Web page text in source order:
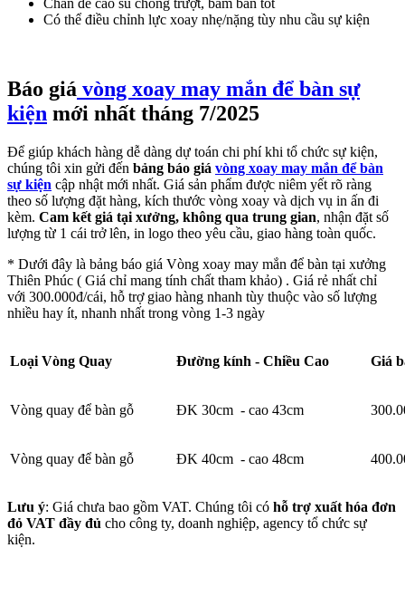
Chân đế cao su chống trượt, bám bàn tốt
Có thể điều chỉnh lực xoay nhẹ/nặng tùy nhu cầu sự kiện
Báo giá vòng xoay may mắn để bàn sự
kiện mới nhất tháng 7/2025
Để giúp khách hàng dễ dàng dự toán chi phí khi tổ chức sự kiện,
chúng tôi xin gửi đến bảng báo giá vòng xoay may mắn để bàn
sự kiện cập nhật mới nhất. Giá sản phẩm được niêm yết rõ ràng
theo số lượng đặt hàng, kích thước vòng xoay và dịch vụ in ấn đi
kèm. Cam kết giá tại xưởng, không qua trung gian, nhận đặt số
lượng từ 1 cái trở lên, in logo theo yêu cầu, giao hàng toàn quốc.
* Dưới đây là bảng báo giá Vòng xoay may mắn để bàn tại xưởng
Thiên Phúc ( Giá chỉ mang tính chất tham khảo) . Giá rẻ nhất chỉ
với 300.000đ/cái, hỗ trợ giao hàng nhanh tùy thuộc vào số lượng
nhiều hay ít, nhanh nhất trong vòng 1-3 ngày
Loại Vòng Quay Đường kính - Chiều Cao Giá
Vòng quay để bàn gỗ ĐK 30cm - cao 43cm
Vòng quay để bàn gỗ ĐK 40cm - cao 48cm
Lưu ý: Giá chưa bao gồm VAT. Chúng tôi có hỗ trợ xuất hóa đơn
đỏ VAT đầy đủ cho công ty, doanh nghiệp, agency tổ chức sự
kiện.